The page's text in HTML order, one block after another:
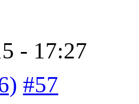
- 17:27
#57